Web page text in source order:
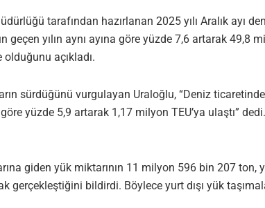
tarafından hazırlanan 2025 yılı Aralık ayı
geçen yılın aynı ayına göre yüzde 7,6 artarak 49,8
açıkladı.
sürdüğünü vurgulayan Uraloğlu, “Deniz
yüzde 5,9 artarak 1,17 milyon TEU’ya ulaştı” dedi.
giden yük miktarının 11 milyon 596 bin 207 ton,
bildirdi. Böylece yurt dışı yük